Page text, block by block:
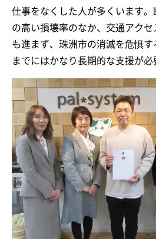
仕事をなくした人が多くいます
の高い損壊率のなか、交通アク
も進まず、珠洲市の消滅を危惧
までにはかなり長期的な支援が必